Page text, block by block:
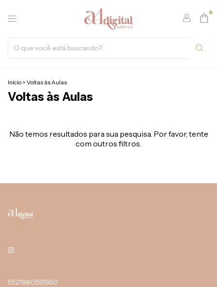
0
Início > Voltas às Aulas
Voltas às Aulas
Não temos resultados para sua pesquisa. Por favor, tente
com outros filtros.
5521980551950